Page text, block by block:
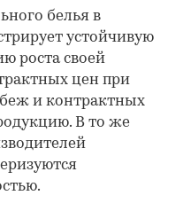
белья в
устойчивую
роста своей
цен при
и контрактных
В то же